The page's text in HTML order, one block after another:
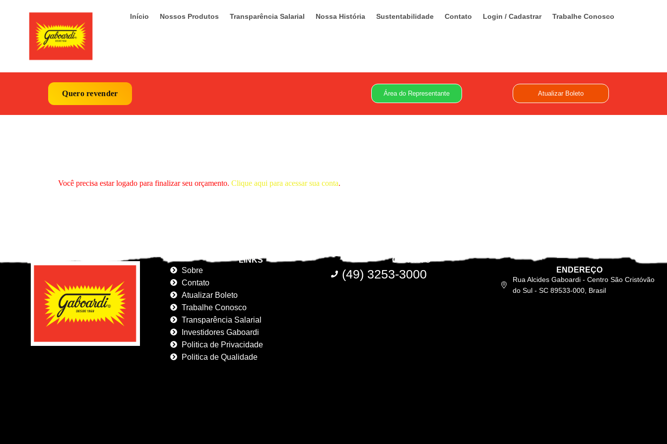
Início Nossos Produtos Transparência Salarial Nossa História Sustentabilidade Contato Login / Cadastrar Trabalhe Conosco
Quero revender Área do Representante Atualizar Boleto
Você precisa estar logado para finalizar seu orçamento. Clique aqui para acessar sua conta.
LINKS
Sobre
Contato
Atualizar Boleto
Trabalhe Conosco
Transparência Salarial
Investidores Gaboardi
Politica de Privacidade
Politica de Qualidade
CONTATO
(49) 3253-3000 ENDEREÇO
Rua Alcides Gaboardi - Centro São Cristóvão
do Sul - SC 89533-000, Brasil